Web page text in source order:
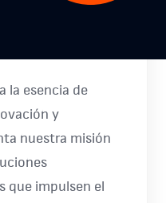
la esencia de
y
nuestra misión
que impulsen el